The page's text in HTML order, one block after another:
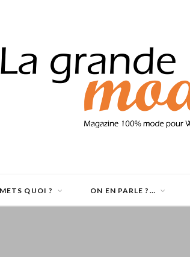
QUOI ? ON EN PARLE ?…